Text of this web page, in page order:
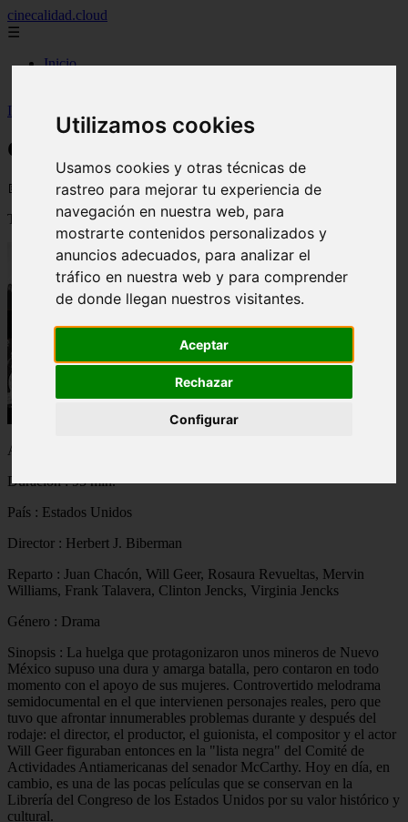
Utilizamos cookies
Usamos cookies y otras técnicas de
rastreo para mejorar tu experiencia de
navegación en nuestra web, para
mostrarte contenidos personalizados y
anuncios adecuados, para analizar el
tráfico en nuestra web y para comprender
de donde llegan nuestros visitantes.
Aceptar
Rechazar
Configurar
cinecalidad.cloud
☰
Inicio
Inicio
Cine de Calidad: La sal de la Tierra
📅 03/09/2025
Título original :Salt of the Earth
Título en castellano :
Año : 1954
Duración : 95 min.
País : Estados Unidos
Director : Herbert J. Biberman
Reparto : Juan Chacón, Will Geer, Rosaura Revueltas, Mervin
Williams, Frank Talavera, Clinton Jencks, Virginia Jencks
Género : Drama
Sinopsis : La huelga que protagonizaron unos mineros de Nuevo
México supuso una dura y amarga batalla, pero contaron en todo
momento con el apoyo de sus mujeres. Controvertido melodrama
semidocumental en el que intervienen personajes reales, pero que
tuvo que afrontar innumerables problemas durante y después del
rodaje: el director, el productor, el guionista, el compositor y el actor
Will Geer figuraban entonces en la "lista negra" del Comité de
Actividades Antiamericanas del senador McCarthy. Hoy en día, en
cambio, es una de las pocas películas que se conservan en la
Librería del Congreso de los Estados Unidos por su valor histórico y
cultural.